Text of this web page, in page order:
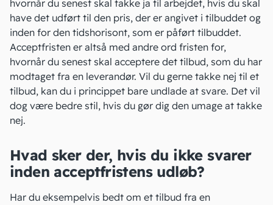
hvornår du senest skal takke ja til arbejdet, hvis du skal
have det udført til den pris, der er angivet i tilbuddet og
inden for den tidshorisont, som er påført tilbuddet.
Acceptfristen er altså med andre ord fristen for,
hvornår du senest skal acceptere det tilbud, som du har
modtaget fra en leverandør. Vil du gerne takke nej til et
tilbud, kan du i princippet bare undlade at svare. Det vil
dog være bedre stil, hvis du gør dig den umage at takke
nej.
Hvad sker der, hvis du ikke svarer
inden acceptfristens udløb?
Har du eksempelvis bedt om et tilbud fra en